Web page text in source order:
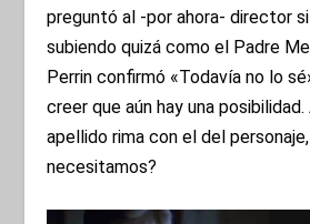
preguntó al -por ahora- director
subiendo quizá como el Padre
Perrin confirmó «Todavía no lo
creer que aún hay una
apellido rima con el del
necesitamos?